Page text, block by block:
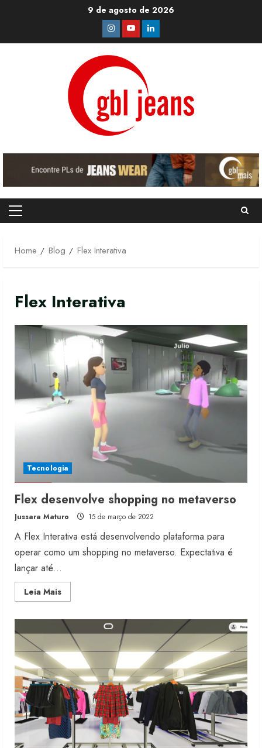
9 de agosto de 2026
Instagram
YoutubeLinkedin
Primary
Home
Blog Flex Interativa
Flex Interativa
Tecnologia
Flex desenvolve shopping no metaverso
Jussara Maturo 15 de março de 2022
A Flex Interativa está desenvolvendo plataforma para
operar como um shopping no metaverso. Expectativa é
lançar até...
Leia MaisRead
more
desenvolve
shopping
metaverso
Moda vende US$63,7 bilhões em
produtos licenciados